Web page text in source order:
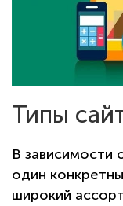
Типы
В зависимости
один
широкий